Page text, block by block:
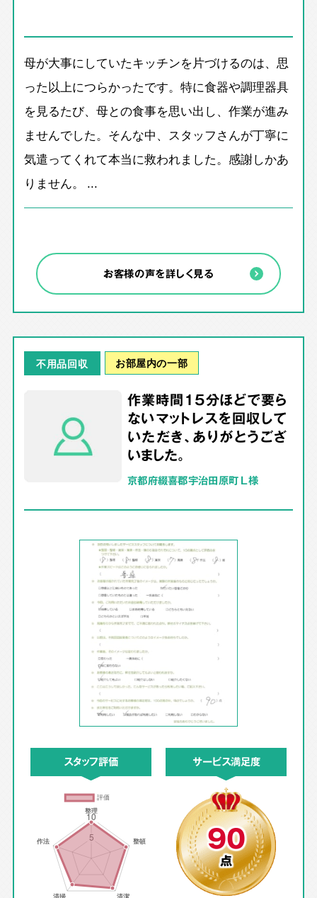
母が大事にしていたキッチンを片づけるのは、思
った以上につらかったです。特に食器や調理器具
を見るたび、母との食事を思い出し、作業が進み
ませんでした。そんな中、スタッフさんが丁寧に
気遣ってくれて本当に救われました。感謝しかあ
りません。 ...
お客様の声を詳しく見る
不用品回収 お部屋内の一部
作業時間15分ほどで要ら
ないマットレスを回収して
いただき、ありがとうござ
いました。
京都府綴喜郡宇治田原町 L様
スタッフ評価 サービス満足度
90
点